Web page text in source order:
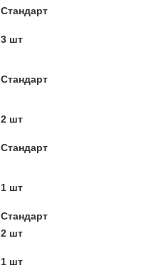
Стандарт
3 шт
Стандарт
2 шт
Стандарт
1 шт
Стандарт
2 шт
1 шт